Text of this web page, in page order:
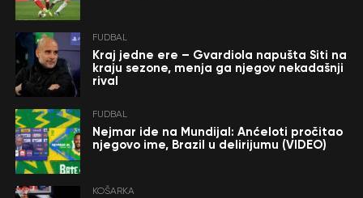
FUDBAL
Kraj jedne ere – Gvardiola napušta Siti na
kraju sezone, menja ga njegov nekadašnji
rival
FUDBAL
Nejmar ide na Mundijal: Anćeloti pročitao
njegovo ime, Brazil u delirijumu (VIDEO)
KOŠARKA